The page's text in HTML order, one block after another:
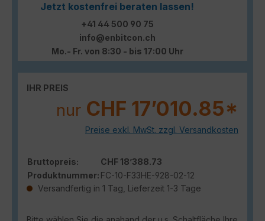
Jetzt kostenfrei beraten lassen!
+41 44 500 90 75
info@enbitcon.ch
Mo.- Fr. von 8:30 - bis 17:00 Uhr
IHR PREIS
nur CHF 17’010.85*
Preise exkl. MwSt. zzgl. Versandkosten
Bruttopreis:
CHF 18’388.73
Produktnummer: FC-10-F33HE-928-02-12
Versandfertig in 1 Tag, Lieferzeit 1-3 Tage